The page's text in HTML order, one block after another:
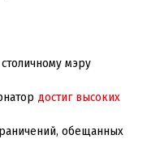
мэру
достиг высоких
обещанных